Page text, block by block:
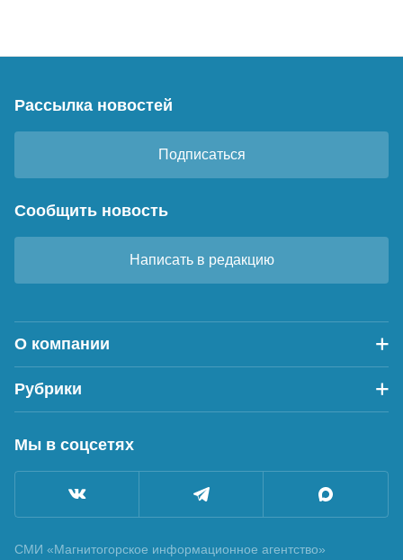
Рассылка новостей
Подписаться
Сообщить новость
Написать в редакцию
О компании
Рубрики
Мы в соцсетях
СМИ «Магнитогорское информационное агентство»